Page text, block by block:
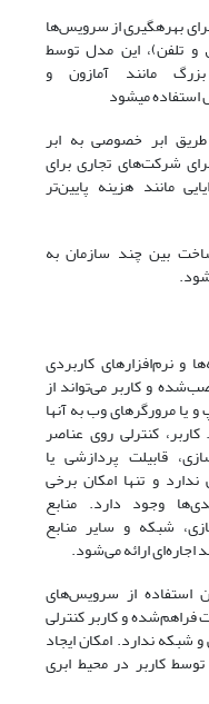
بهره­گیری از سرویس‌ها
تلفن)، این مدل توسط
مانند آمازون و
استفاده می­شود
طریق ابر خصوصی به ابر
شرکت‌های تجاری برای
مانند هزینه پایین‌تر
بین چند سازمان به
و نرم‌افزارهای کاربردی
و کاربر می‌تواند از
یا مرورگرهای وب به آنها
کنترلی روی عناصر
قابیلت پردازشی یا
و تنها امکان برخی
وجود دارد. منابع
شبکه و سایر منابع
ارائه می‌شود.
استفاده از سرویس‌های
و کاربر کنترلی
شبکه ندارد. امکان ایجاد
توسط کاربر در محیط ابری